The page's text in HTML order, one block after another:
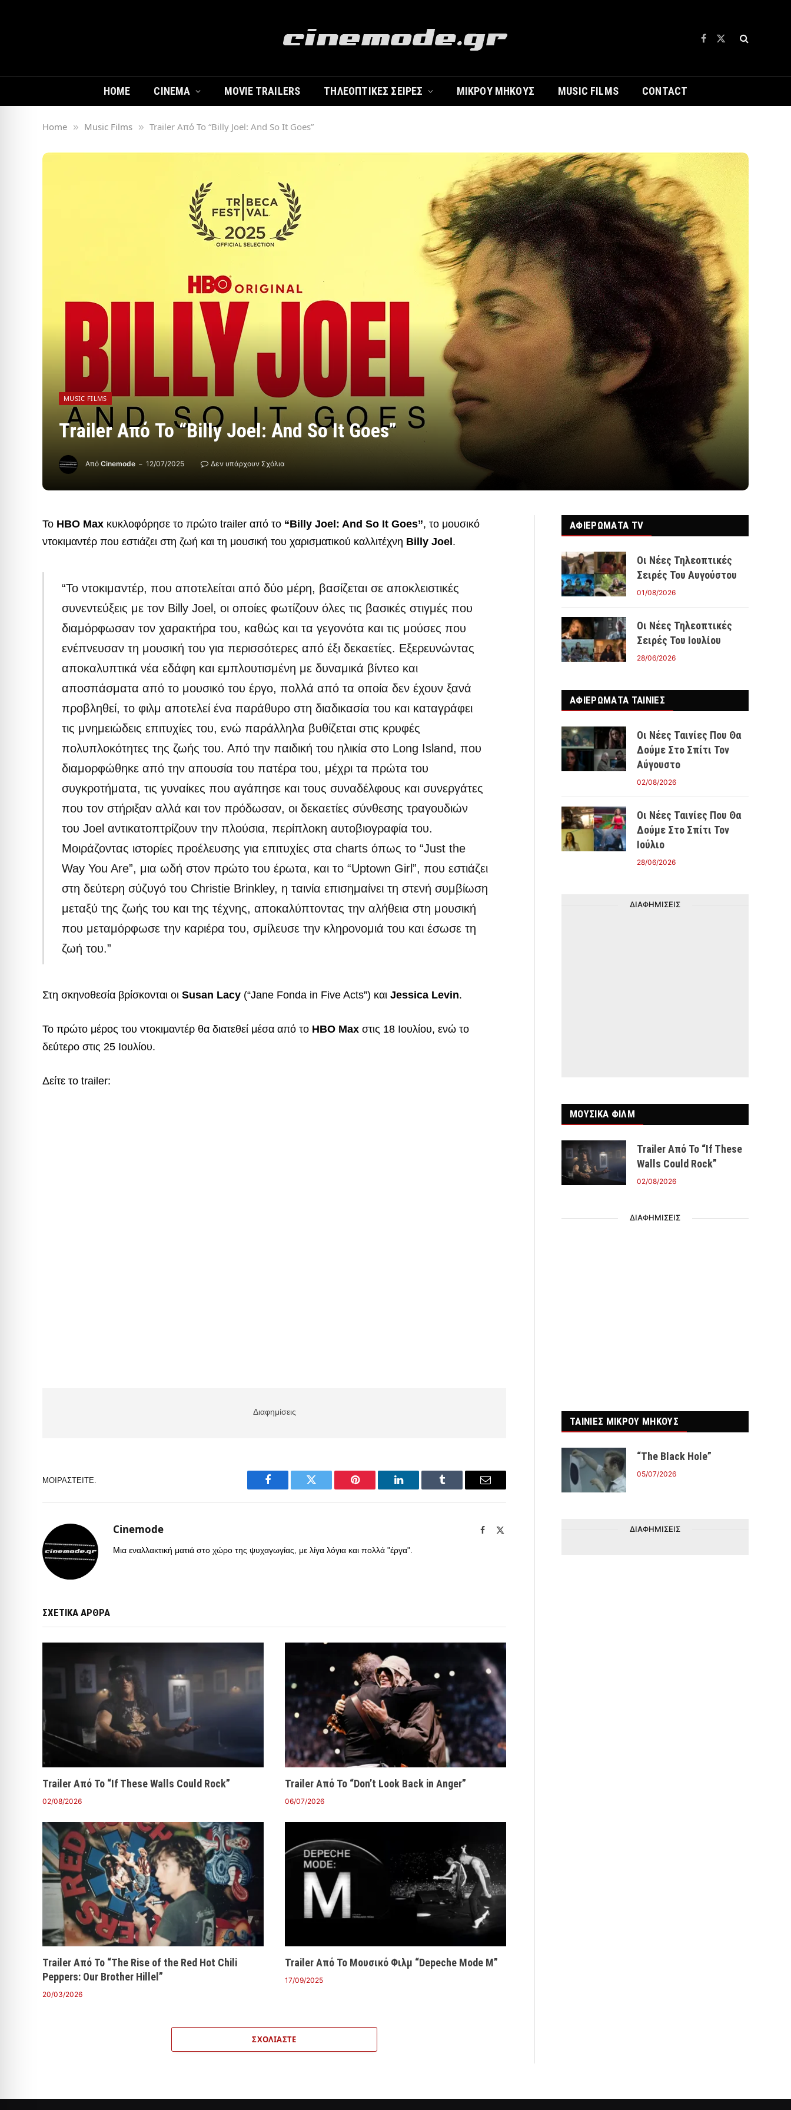
Facebook
X
HOME CINEMA MOVIE TRAILERS ΤΗΛΕΟΠΤΙΚΈΣ ΣΕΙΡΈΣ ΜΙΚΡΟΎ ΜΉΚΟΥΣ MUSIC FILMS CONTACT
Home » Music Films » Trailer Από Το “Billy Joel: And So It Goes”
MUSIC FILMS
Trailer Από Το “Billy Joel: And So It Goes”
Από Cinemode 12/07/2025 Δεν υπάρχουν Σχόλια
Το HBO Max κυκλοφόρησε το πρώτο trailer από το “Billy Joel: And So It Goes”, το μουσικό
ντοκιμαντέρ που εστιάζει στη ζωή και τη μουσική του χαρισματικού καλλιτέχνη Billy Joel .
“Το ντοκιμαντέρ, που αποτελείται από δύο μέρη, βασίζεται σε αποκλειστικές
συνεντεύξεις με τον Billy Joel, οι οποίες φωτίζουν όλες τις βασικές στιγμές που
διαμόρφωσαν τον χαρακτήρα του, καθώς και τα γεγονότα και τις μούσες που
ενέπνευσαν τη μουσική του για περισσότερες από έξι δεκαετίες. Εξερευνώντας
αποκαλυπτικά νέα εδάφη και εμπλουτισμένη με δυναμικά βίντεο και
αποσπάσματα από το μουσικό του έργο, πολλά από τα οποία δεν έχουν ξανά
προβληθεί, το φιλμ αποτελεί ένα παράθυρο στη διαδικασία του και καταγράφει
τις μνημειώδεις επιτυχίες του, ενώ παράλληλα βυθίζεται στις κρυφές
πολυπλοκότητες της ζωής του. Από την παιδική του ηλικία στο Long Island, που
διαμορφώθηκε από την απουσία του πατέρα του, μέχρι τα πρώτα του
συγκροτήματα, τις γυναίκες που αγάπησε και τους συναδέλφους και συνεργάτες
που τον στήριξαν αλλά και τον πρόδωσαν, οι δεκαετίες σύνθεσης τραγουδιών
του Joel αντικατοπτρίζουν την πλούσια, περίπλοκη αυτοβιογραφία του.
Μοιράζοντας ιστορίες προέλευσης για επιτυχίες στα charts όπως το “Just the
Way You Are”, μια ωδή στον πρώτο του έρωτα, και το “Uptown Girl”, που εστιάζει
στη δεύτερη σύζυγό του Christie Brinkley, η ταινία επισημαίνει τη στενή συμβίωση
μεταξύ της ζωής του και της τέχνης, αποκαλύπτοντας την αλήθεια στη μουσική
που μεταμόρφωσε την καριέρα του, σμίλευσε την κληρονομιά του και έσωσε τη
ζωή του.”
Στη σκηνοθεσία βρίσκονται οι Susan Lacy (“Jane Fonda in Five Acts”) και Jessica Levin.
Το πρώτο μέρος του ντοκιμαντέρ θα διατεθεί μέσα από το HBO Max στις 18 Ιουλίου, ενώ το
δεύτερο στις 25 Ιουλίου.
Δείτε το trailer:
Διαφημίσεις
ΜΟΙΡΑΣΤΕΊΤΕ.
Facebook Twitter Pinterest LinkedIn Tumblr Email
Cinemode Facebook
Μια εναλλακτική ματιά στο χώρο της ψυχαγωγίας, με λίγα λόγια και πολλά "έργα".
ΣΧΕΤΙΚΑ ΑΡΘΡΑ
Trailer Από Το “If These Walls Could Rock”
02/08/2026
Trailer Από Το “Don’t Look Back in Anger”
06/07/2026
Trailer Από Το “The Rise of the Red Hot Chili
Peppers: Our Brother Hillel”
20/03/2026
Trailer Από Το Μουσικό Φιλμ “Depeche Mode M”
17/09/2025
ΣΧΟΛΙΆΣΤΕ
ΑΦΙΕΡΩΜΑΤΑ TV
Οι Νέες Τηλεοπτικές
Σειρές Του Αυγούστου
01/08/2026
Οι Νέες Τηλεοπτικές
Σειρές Του Ιουλίου
28/06/2026
ΑΦΙΕΡΩΜΑΤΑ ΤΑΙΝΊΕΣ
Οι Νέες Ταινίες Που Θα
Δούμε Στο Σπίτι Τον
Αύγουστο
02/08/2026
Οι Νέες Ταινίες Που Θα
Δούμε Στο Σπίτι Τον
Ιούλιο
28/06/2026
ΔΙΑΦΗΜΙΣΕΙΣ
ΜΟΥΣΙΚΑ ΦΙΛΜ
Trailer Από Το “If These
Walls Could Rock”
02/08/2026
ΔΙΑΦΗΜΙΣΕΙΣ
ΤΑΙΝΙΕΣ ΜΙΚΡΟΥ ΜΗΚΟΥΣ
“The Black Hole”
05/07/2026
ΔΙΑΦΗΜΙΣΕΙΣ